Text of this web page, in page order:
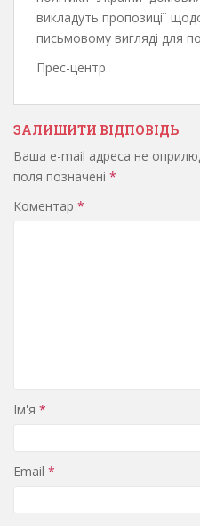
викладуть пропозиції
письмовому вигляді для
Прес-центр
ЗАЛИШИТИ ВІДПОВІДЬ
Ваша e-mail адреса не
поля позначені *
Коментар *
Ім'я *
Email *